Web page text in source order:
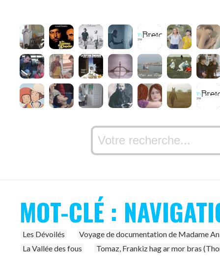
MOT-CLÉ :
Les Dévoilés
Voyage de documentation de Madame
La Vallée des fous
Tomaz, Frankiz hag ar mor bras